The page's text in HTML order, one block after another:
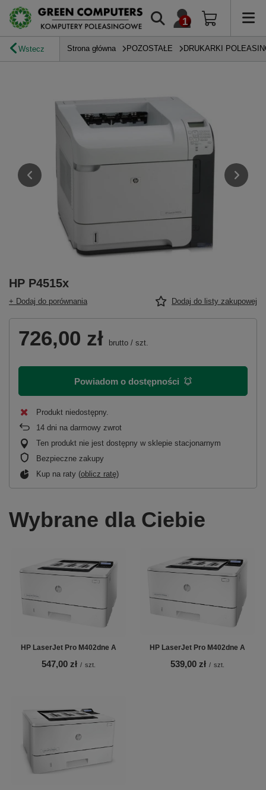
Wstecz Strona główna POZOSTAŁE DRUKARKI
HP P4515x
+ Dodaj do porównania Dodaj do listy zakupowej
726,00 zł brutto / szt.
Powiadom o dostępności
Produkt niedostępny
14 dni na darmowy zwrot
Ten produkt nie jest dostępny w sklepie stacjonarnym
Bezpieczne zakupy
Kup na raty (oblicz ratę)
Wybrane dla Ciebie
HP LaserJet Pro M402dne A
547,00 zł / szt.
HP LaserJet Pro M402dne A
539,00 zł / szt.